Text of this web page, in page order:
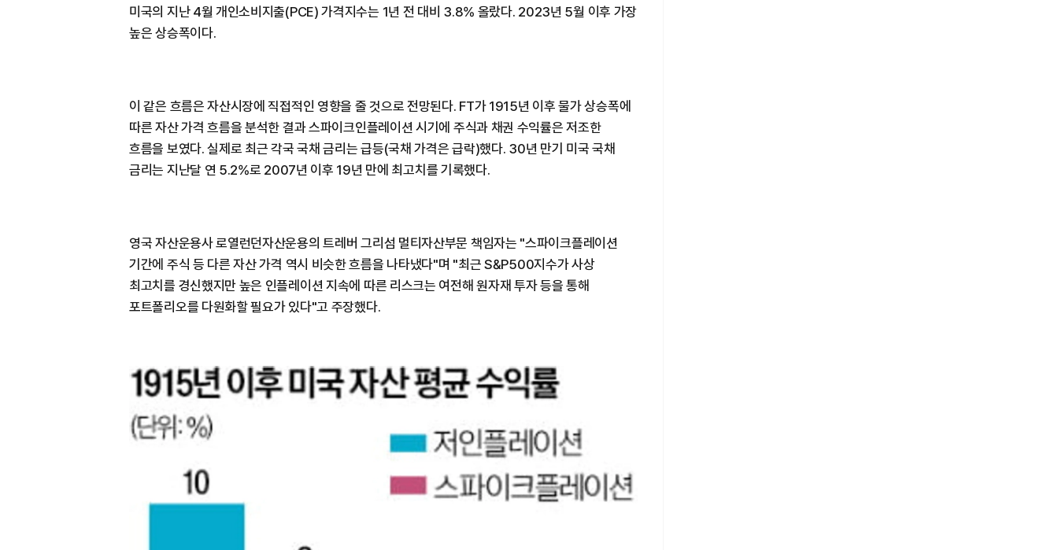
미국의 지난 4월 개인소비지출(PCE) 가격지수는 1년 전 대비 3.8% 올랐다. 2023년 5월 이후 가장
높은 상승폭이다.
이 같은 흐름은 자산시장에 직접적인 영향을 줄 것으로 전망된다. FT가 1915년 이후 물가 상승폭에
따른 자산 가격 흐름을 분석한 결과 스파이크인플레이션 시기에 주식과 채권 수익률은 저조한
흐름을 보였다. 실제로 최근 각국 국채 금리는 급등(국채 가격은 급락)했다. 30년 만기 미국 국채
금리는 지난달 연 5.2%로 2007년 이후 19년 만에 최고치를 기록했다.
영국 자산운용사 로열런던자산운용의 트레버 그리섬 멀티자산부문 책임자는 "스파이크플레이션
기간에 주식 등 다른 자산 가격 역시 비슷한 흐름을 나타냈다"며 "최근 S&P500지수가 사상
최고치를 경신했지만 높은 인플레이션 지속에 따른 리스크는 여전해 원자재 투자 등을 통해
포트폴리오를 다원화할 필요가 있다"고 주장했다.